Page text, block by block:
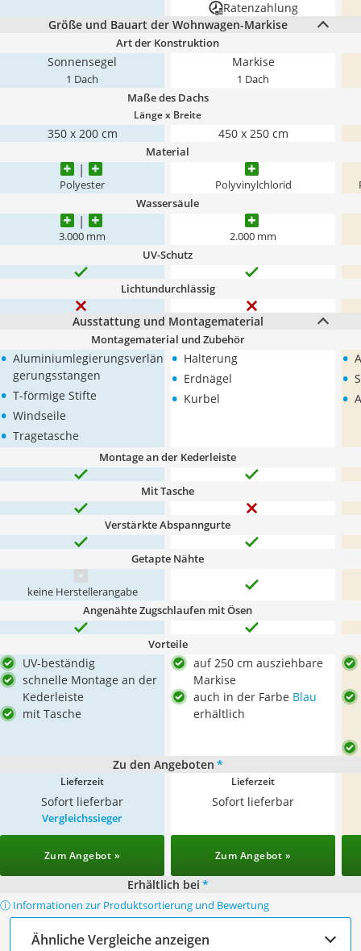
Ratenzahlung
Größe und Bauart der Wohnwagen-Markise
Art der Konstruktion
Sonnensegel
1 Dach
Markise
1 Dach
Maße des Dachs
Länge x Breite
350 x 200 cm 450 x 250 cm
Material
Polyester Polyvinylchlorid
Wassersäule
3.000 mm 2.000 mm
UV-Schutz
Lichtundurchlässig
Ausstattung und Montagematerial
Montagematerial und Zubehör
• Aluminiumlegierungsverlän
gerungsstangen
• T-förmige Stifte
• Windseile
• Tragetasche
• Halterung
• Erdnägel
• Kurbel
•
•
•
Montage an der Kederleiste
Mit Tasche
Verstärkte Abspanngurte
Getapte Nähte
keine Herstellerangabe
Angenähte Zugschlaufen mit Ösen
Vorteile
UV-beständig
schnelle Montage an der
Kederleiste
mit Tasche
auf 250 cm ausziehbare
Markise
auch in der Farbe Blau
erhältlich
Zu den Angeboten *
Lieferzeit
Sofort lieferbar
Lieferzeit
Sofort lieferbar
Vergleichssieger
Zum Angebot » Zum Angebot »
Erhältlich bei *
ⓘ Informationen zur Produktsortierung und Bewertung
Ähnliche Vergleiche anzeigen